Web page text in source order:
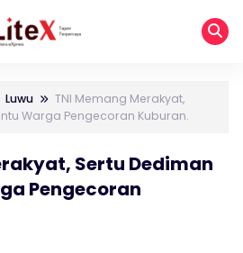
Luwu
TNI Memang Merakyat,
Warga Pengecoran Kuburan.
Sertu Dediman
Pengecoran